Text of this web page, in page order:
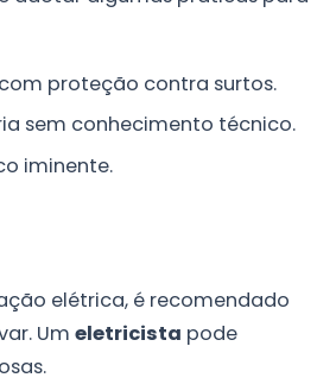
proteção contra surtos.
sem conhecimento técnico.
iminente.
elétrica, é recomendado
Um eletricista pode